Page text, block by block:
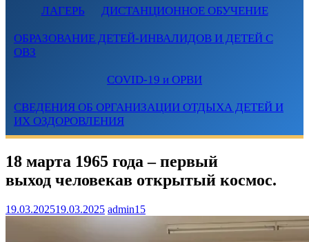
ЛАГЕРЬ ДИСТАНЦИОННОЕ ОБУЧЕНИЕ
ОБРАЗОВАНИЕ ДЕТЕЙ-ИНВАЛИДОВ И ДЕТЕЙ С
ОВЗ
COVID-19 и ОРВИ
СВЕДЕНИЯ ОБ ОРГАНИЗАЦИИ ОТДЫХА ДЕТЕЙ И
ИХ ОЗДОРОВЛЕНИЯ
18 марта 1965 года – первый
выход человекав открытый космос.
19.03.202519.03.2025 admin15